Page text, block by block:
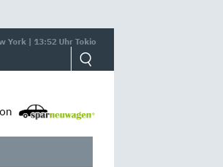
York | 13:52 Uhr Tokio